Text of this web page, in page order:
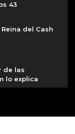
43
del Cash
de las
lo explica
regreso de